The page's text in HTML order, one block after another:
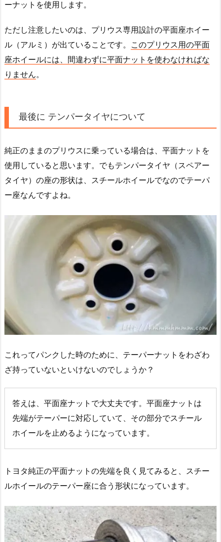
ーナットを使用します。
ただし注意したいのは、プリウス専用設計の平面座ホイー
ル（アルミ）が出ていることです。
このプリウス用の平面
座ホイールには、間違わずに平面ナットを使わなければな
りません。
最後に テンパータイヤについて
純正のままのプリウスに乗っている場合は、平面ナットを
使用していると思います。でもテンパータイヤ（スペアー
タイヤ）の座の形状は、スチールホイールでなのでテーパ
ー座なんですよね。
これってパンクした時のために、テーパーナットをわざわ
ざ持っていないといけないのでしょうか？
答えは、平面座ナットで大丈夫です。平面座ナットは
先端がテーパーに対応していて、その部分でスチール
ホイールを止めるようになっています。
トヨタ純正の平面ナットの先端を良く見てみると、スチー
ルホイールのテーパー座に合う形状になっています。